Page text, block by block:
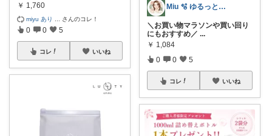
￥ 1,760
miyu あり さんのコレ！
0 0 5
コレ いいね
Miu 🫧 ゆるっと自分磨き。
＼お買い物マラソンや買い回り
にもおすすめ／ ...
￥ 1,084
0 0 5
コレ いいね